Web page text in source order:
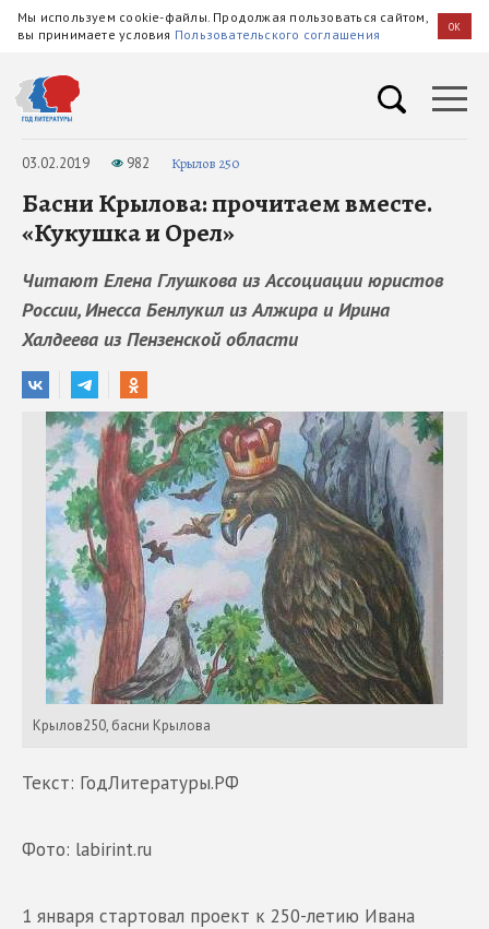
Мы используем cookie-файлы. Продолжая пользоваться сайтом,
вы принимаете условия Пользовательского соглашения OK
03.02.2019 982 Крылов 250
Басни Крылова: прочитаем вместе.
«Кукушка и Орел»
Читают Елена Глушкова из Ассоциации юристов
России, Инесса Бенлукил из Алжира и Ирина
Халдеева из Пензенской области
Крылов250, басни Крылова
Текст: ГодЛитературы.РФ
Фото: labirint.ru
1 января стартовал проект к 250-летию Ивана